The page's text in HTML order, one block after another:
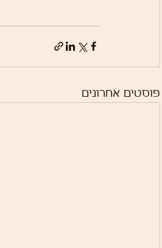
פוסטים אחרונים